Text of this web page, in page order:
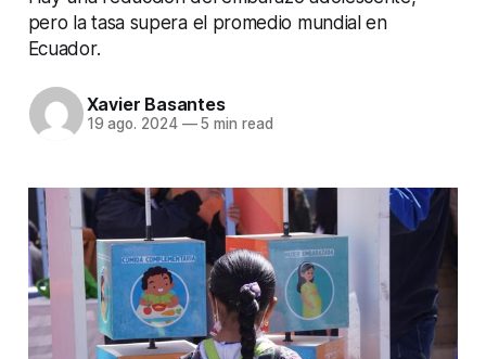
pero la tasa supera el promedio mundial en
Ecuador.
Xavier Basantes
19 ago. 2024 —5 min read